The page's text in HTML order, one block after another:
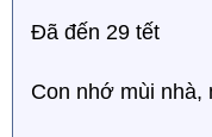
Đã đến 29 tết
Con nhớ mùi nhà,